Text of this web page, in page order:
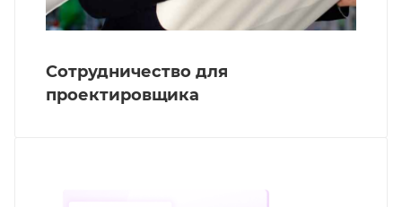
Сотрудничество для
проектировщика